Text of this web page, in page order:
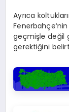
Ayrıca
geçmişle değil
gerektiğini